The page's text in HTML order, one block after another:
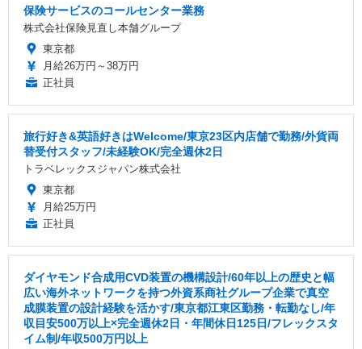
保険サービスのコールセンター業務
株式会社保険見直し本舗グループ
東京都
月給26万円～38万円
正社員
旅行好き&英語好きはWelcome/東京23区内店舗で勤務/外貨両
替受付スタッフ/未経験OK/完全週休2日
トラベレックスジャパン株式会社
東京都
月給25万円
正社員
ダイヤモンド合成用CVD装置の機構設計/60年以上の歴史と幅
広い海外ネットワークを持つ外資系商社グループ企業で真空
成膜装置の設計経験を活かす/東京都江東区勤務・転勤なし/年
収目安500万以上×完全週休2日・年間休日125日/フレックスタ
イム制/年収500万円以上